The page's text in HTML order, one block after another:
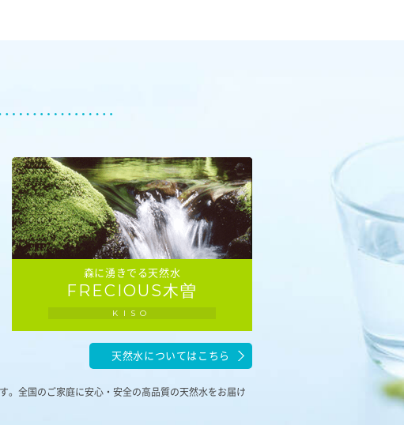
森に湧きでる天然水
FRECIOUS木曽
KISO
天然水についてはこちら
。全国のご家庭に安心・安全の高品質の天然水をお届け